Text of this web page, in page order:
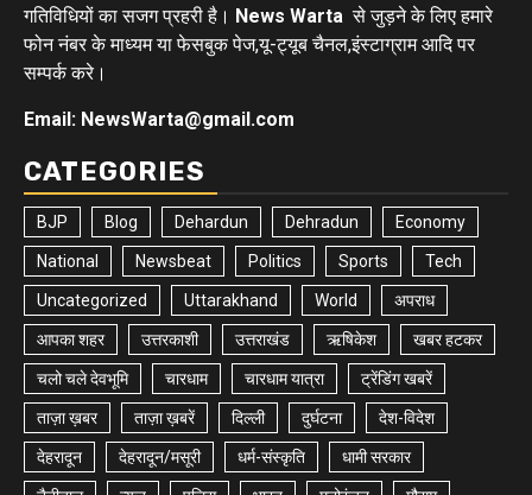
गतिविधियों का सजग प्रहरी है। News Warta से जुड़ने के लिए हमारे
फोन नंबर के माध्यम या फेसबुक पेज,यू-ट्यूब चैनल,इंस्टाग्राम आदि पर
सम्पर्क करे।
Email: NewsWarta@gmail.com
CATEGORIES
BJP Blog Dehardun Dehradun Economy
National Newsbeat Politics Sports Tech
Uncategorized Uttarakhand World अपराध
आपका शहर उत्तरकाशी उत्तराखंड ऋषिकेश खबर हटकर
चलो चले देवभूमि चारधाम चारधाम यात्रा ट्रेंडिंग खबरें
ताज़ा ख़बर ताज़ा ख़बरें दिल्ली दुर्घटना देश-विदेश
देहरादून देहरादून/मसूरी धर्म-संस्कृति धामी सरकार